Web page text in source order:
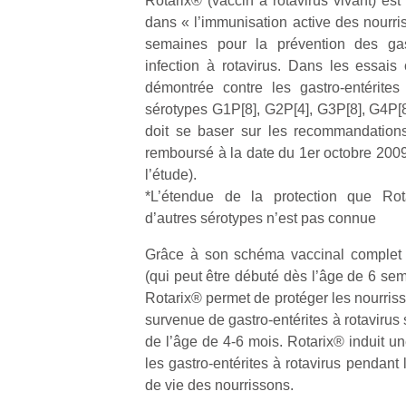
dans « l’immunisation active des
semaines pour la prévention des
infection à rotavirus. Dans les essais
démontrée contre les gastro-
sérotypes G1P[8], G2P[4], G3P[8],
doit se baser sur les
remboursé à la date du 1er octobre
l’étude).
*L’étendue de la protection que
d’autres sérotypes n’est pas connue
Grâce à son schéma vaccinal
(qui peut être débuté dès l’âge de 6
Rotarix® permet de protéger les
survenue de gastro-entérites à
de l’âge de 4-6 mois. Rotarix® induit
les gastro-entérites à rotavirus
de vie des nourrissons.
NextGen,
une
nouvelle
trottinette
mécanique
Beeper
enfants
souvent
d’énergie.
Varier les
occupations
n’est pas
toujours
simple.
Conjuguer
divertissement,
Des
trampolines
pour les
grands et
les petits !
Durant les
estivales
et avec le
beaux
jours, c’est
l’occasion
rêvée
enfants
de…
de